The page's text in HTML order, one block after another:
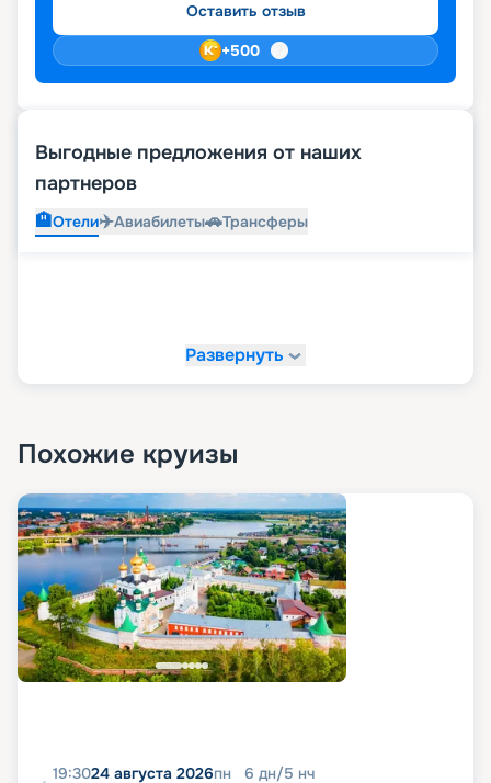
Оставить отзыв
+500
Выгодные предложения от наших
партнеров
🏨Отели✈️Авиабилеты🚗Трансферы
Развернуть
Похожие круизы
19:3024 августа 2026пн 6 дн/5 нч